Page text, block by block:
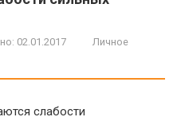
02.01.2017
Личное